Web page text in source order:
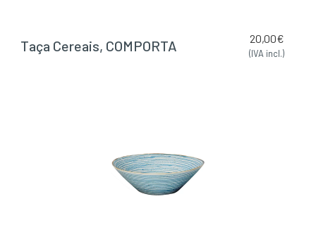
Taça Cereais, COMPORTA 20,00€
(IVA incl.)